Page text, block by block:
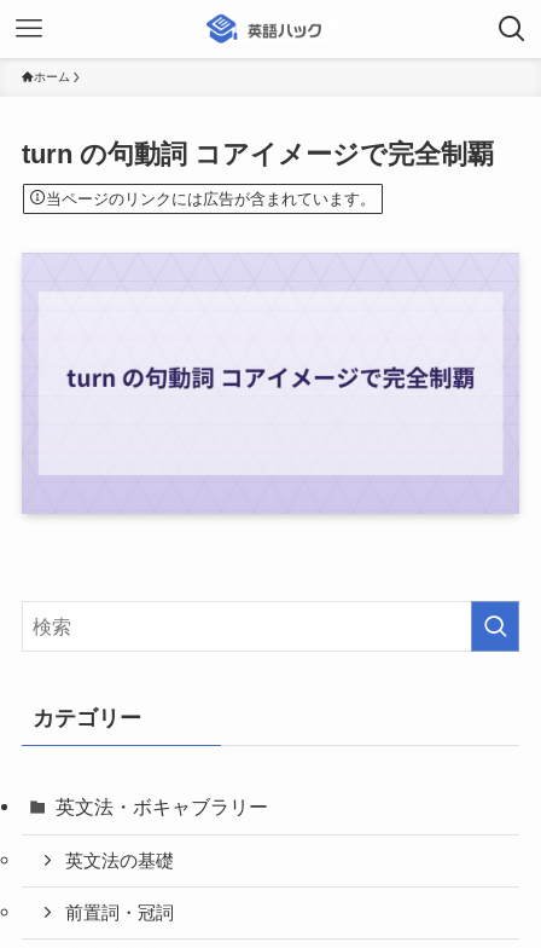
ホーム
turn の句動詞 コアイメージで完全制覇
当ページのリンクには広告が含まれています。
カテゴリー
英文法・ボキャブラリー
英文法の基礎
前置詞・冠詞